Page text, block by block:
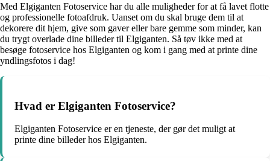
Med Elgiganten Fotoservice har du alle muligheder for at få lavet flotte
og professionelle fotoafdruk. Uanset om du skal bruge dem til at
dekorere dit hjem, give som gaver eller bare gemme som minder, kan
du trygt overlade dine billeder til Elgiganten. Så tøv ikke med at
besøge fotoservice hos Elgiganten og kom i gang med at printe dine
yndlingsfotos i dag!
Hvad er Elgiganten Fotoservice?
Elgiganten Fotoservice er en tjeneste, der gør det muligt at
printe dine billeder hos Elgiganten.